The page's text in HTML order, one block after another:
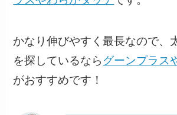
かなり伸びやすく最長なので、
を探しているなら グーンプラス
がおすすめです！